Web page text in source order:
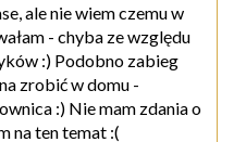
ale nie wiem czemu w
- chyba ze względu
:) Podobno zabieg
zrobić w domu -
:) Nie mam zdania o
na ten temat :(